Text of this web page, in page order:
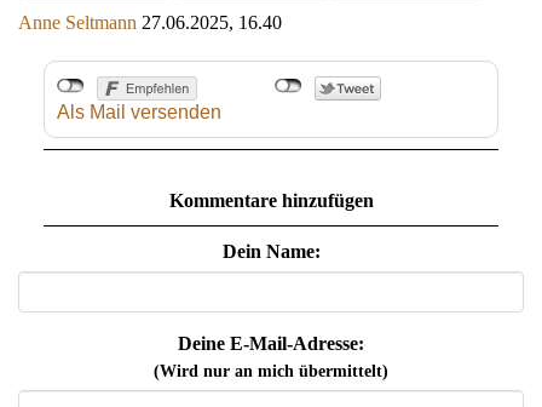
Anne Seltmann 27.06.2025, 16.40
Als Mail versenden
Kommentare hinzufügen
Dein Name:
Deine E-Mail-Adresse:
(Wird nur an mich übermittelt)